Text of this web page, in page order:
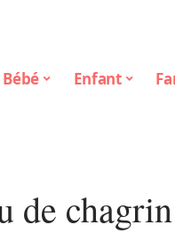
Bébé Enfant
de